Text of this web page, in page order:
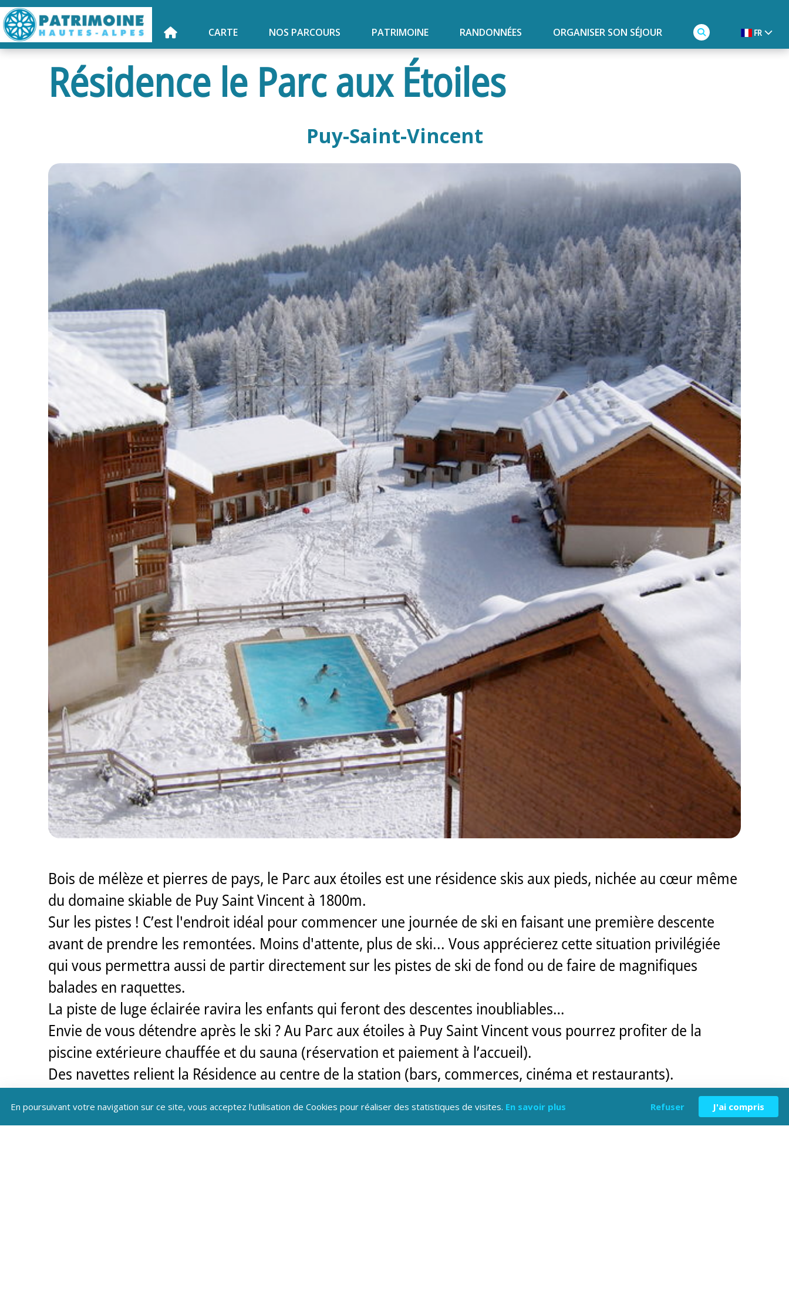
CARTE NOS PARCOURS PATRIMOINE RANDONNÉES ORGANISER SON SÉJOUR FR
Résidence le Parc aux Étoiles
Puy-Saint-Vincent
Bois de mélèze et pierres de pays, le Parc aux étoiles est une résidence skis aux pieds, nichée au cœur même
du domaine skiable de Puy Saint Vincent à 1800m.
Sur les pistes ! C’est l'endroit idéal pour commencer une journée de ski en faisant une première descente
avant de prendre les remontées. Moins d'attente, plus de ski... Vous apprécierez cette situation privilégiée
qui vous permettra aussi de partir directement sur les pistes de ski de fond ou de faire de magnifiques
balades en raquettes.
La piste de luge éclairée ravira les enfants qui feront des descentes inoubliables…
Envie de vous détendre après le ski ? Au Parc aux étoiles à Puy Saint Vincent vous pourrez profiter de la
piscine extérieure chauffée et du sauna (réservation et paiement à l’accueil).
Des navettes relient la Résidence au centre de la station (bars, commerces, cinéma et restaurants).
La résidence est également pourvue d’une laverie automatique et de nombreux services vous y sont
proposés tels que l’accueil / réception, les kits linge, le ménage (modalités à la réception), dépôt de pain et
En poursuivant votre navigation sur ce site, vous acceptez l'utilisation de Cookies pour réaliser des statistiques de visites. En savoir plus Refuser J'ai compris